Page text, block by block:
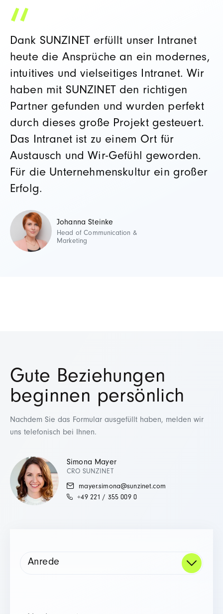
Dank SUNZINET erfüllt unser Intranet
heute die Ansprüche an ein modernes,
intuitives und vielseitiges Intranet. Wir
haben mit SUNZINET den richtigen
Partner gefunden und wurden perfekt
durch dieses große Projekt gesteuert.
Das Intranet ist zu einem Ort für
Austausch und Wir-Gefühl geworden.
Für die Unternehmenskultur ein großer
Erfolg.
Johanna Steinke
Head of Communication &
Marketing
Gute Beziehungen
beginnen persönlich
Nachdem Sie das Formular ausgefüllt haben, melden wir
uns telefonisch bei Ihnen.
Simona Mayer
CRO SUNZINET
mayer.simona@sunzinet.com
+49 221 / 355 009 0